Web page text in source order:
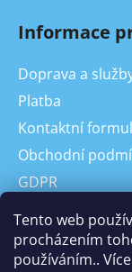
Tento web
procházením
používáním..
Informace
Doprava a
Platba
Kontaktní
Obchodní
GDPR
On-line
Odstoupení od
Reklamace